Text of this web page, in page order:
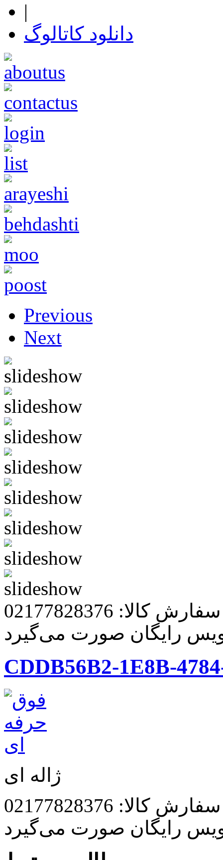
|
دانلود کاتالوگ
Previous
Next
کالا: 02177828376
رایگان صورت می‌گیرد
CDDB56B2-1E8B-
ژاله ای
کالا: 02177828376
رایگان صورت می‌گیرد